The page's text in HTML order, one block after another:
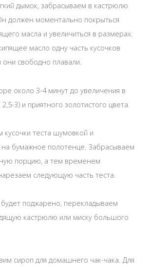
дымок, забрасываем в кастрюлю
должен моментально покрыться
масла и увеличиться в размерах.
масло одну часть кусочков
они свободно плавали.
около 3-4 минут до увеличения в
3) и приятного золотистого цвета.
теста шумовкой и
бумажное полотенце. Забрасываем
порцию, а тем временем
следующую часть теста.
будет поджарено, перекладываем
кастрюлю или миску большого
сироп для домашнего чак-чака. Для